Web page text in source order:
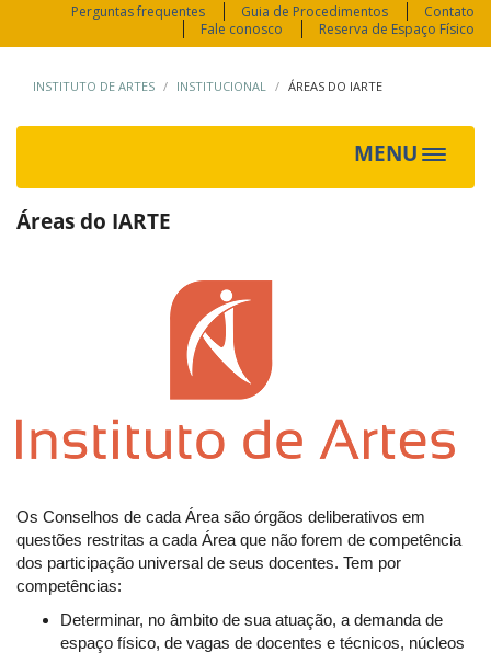
Perguntas frequentes Guia de Procedimentos
Contato
Fale conosco
Reserva de Espaço Físico
INSTITUTO DE ARTES INSTITUCIONAL ÁREAS DO IARTE
MENU
Toggle
Áreas do IARTE
Os Conselhos de cada Área são órgãos deliberativos em
questões restritas a cada Área que não forem de competência
dos participação universal de seus docentes. Tem por
competências:
Determinar, no âmbito de sua atuação, a demanda de
espaço físico, de vagas de docentes e técnicos, núcleos